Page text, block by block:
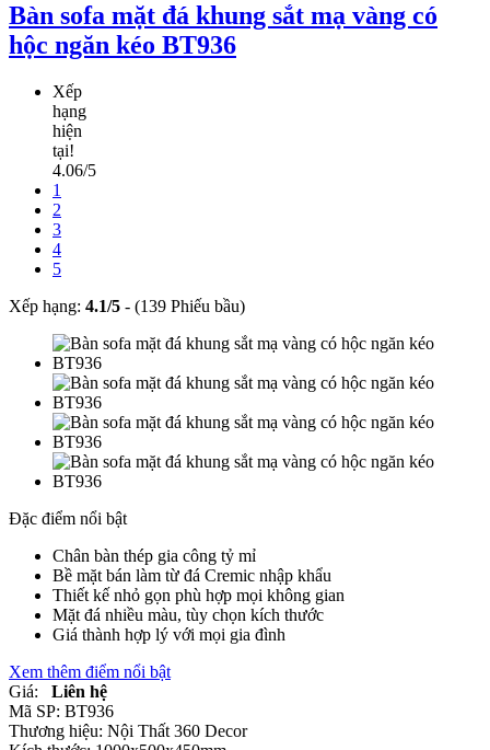
Bàn sofa mặt đá khung sắt mạ vàng có
hộc ngăn kéo BT936
Xếp
hạng
hiện
tại!
4.06/5
1
2
3
4
5
Xếp hạng: 4.1/5 - (139 Phiếu bầu)
Đặc điểm nổi bật
Chân bàn thép gia công tỷ mỉ
Bề mặt bán làm từ đá Cremic nhập khẩu
Thiết kế nhỏ gọn phù hợp mọi không gian
Mặt đá nhiều màu, tùy chọn kích thước
Giá thành hợp lý với mọi gia đình
Xem thêm điểm nổi bật
Giá:
Liên hệ
Mã SP: BT936
Thương hiệu: Nội Thất 360 Decor